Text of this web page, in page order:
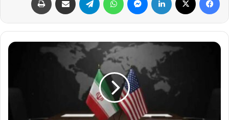
#واشنطن